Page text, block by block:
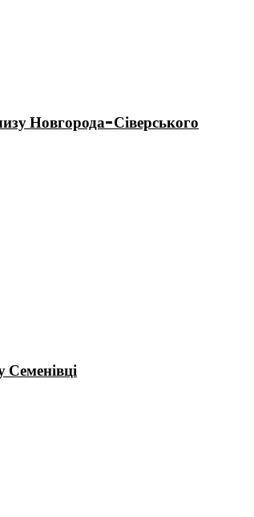
Новгорода-Сіверського